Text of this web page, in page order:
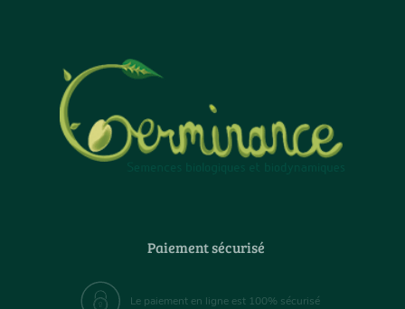
Paiement sécurisé
Le paiement en ligne est 100% sécurisé